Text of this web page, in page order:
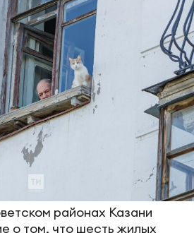
районах Казани
о том, что шесть жилых